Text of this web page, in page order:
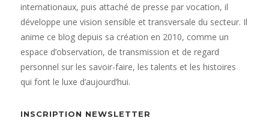
internationaux, puis attaché de presse par vocation, il
développe une vision sensible et transversale du secteur. Il
anime ce blog depuis sa création en 2010, comme un
espace d’observation, de transmission et de regard
personnel sur les savoir-faire, les talents et les histoires
qui font le luxe d’aujourd’hui.
INSCRIPTION NEWSLETTER